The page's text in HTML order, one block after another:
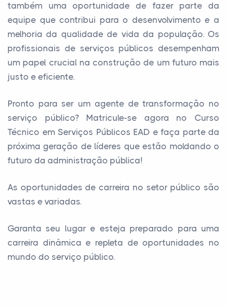
também uma oportunidade de fazer parte da
equipe que contribui para o desenvolvimento e a
melhoria da qualidade de vida da população. Os
profissionais de serviços públicos desempenham
um papel crucial na construção de um futuro mais
justo e eficiente.
Pronto para ser um agente de transformação no
serviço público? Matricule-se agora no Curso
Técnico em Serviços Públicos EAD e faça parte da
próxima geração de líderes que estão moldando o
futuro da administração pública!
As oportunidades de carreira no setor público são
vastas e variadas.
Garanta seu lugar e esteja preparado para uma
carreira dinâmica e repleta de oportunidades no
mundo do serviço público.